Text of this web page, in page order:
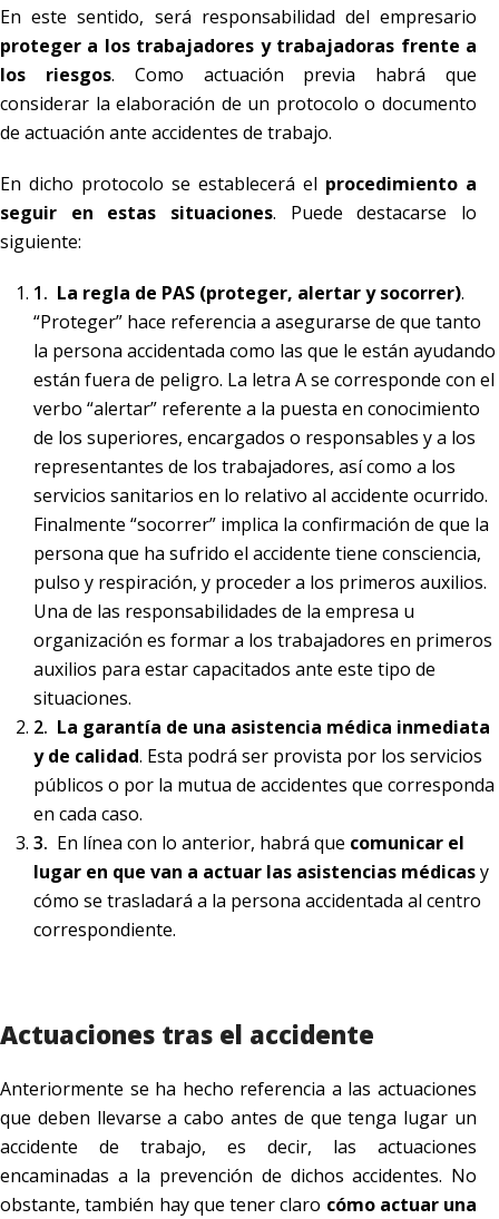
En este sentido, será responsabilidad del empresario
proteger a los trabajadores y trabajadoras frente a
los riesgos. Como actuación previa habrá que
considerar la elaboración de un protocolo o documento
de actuación ante accidentes de trabajo.
En dicho protocolo se establecerá el procedimiento a
seguir en estas situaciones. Puede destacarse lo
siguiente:
La regla de PAS (proteger, alertar y socorrer).
“Proteger” hace referencia a asegurarse de que tanto
la persona accidentada como las que le están ayudando
están fuera de peligro. La letra A se corresponde con el
verbo “alertar” referente a la puesta en conocimiento
de los superiores, encargados o responsables y a los
representantes de los trabajadores, así como a los
servicios sanitarios en lo relativo al accidente ocurrido.
Finalmente “socorrer” implica la confirmación de que la
persona que ha sufrido el accidente tiene consciencia,
pulso y respiración, y proceder a los primeros auxilios.
Una de las responsabilidades de la empresa u
organización es formar a los trabajadores en primeros
auxilios para estar capacitados ante este tipo de
situaciones.
La garantía de una asistencia médica inmediata
y de calidad. Esta podrá ser provista por los servicios
públicos o por la mutua de accidentes que corresponda
en cada caso.
En línea con lo anterior, habrá que comunicar el
lugar en que van a actuar las asistencias médicasy
cómo se trasladará a la persona accidentada al centro
correspondiente.
Actuaciones tras el accidente
Anteriormente se ha hecho referencia a las actuaciones
que deben llevarse a cabo antes de que tenga lugar un
accidente de trabajo, es decir, las actuaciones
encaminadas a la prevención de dichos accidentes. No
obstante, también hay que tener claro cómo actuar una